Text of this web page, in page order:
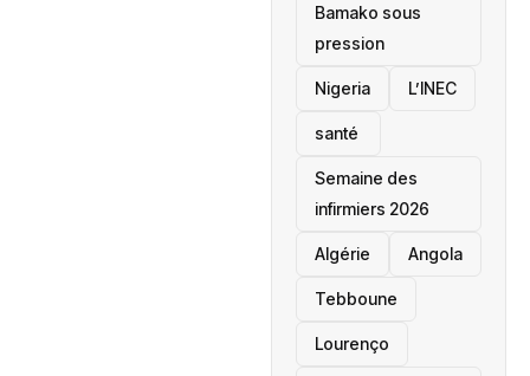
Bamako sous
pression
‎Nigeria L’INEC
santé ‎
Semaine des
infirmiers 2026
‎Algérie Angola
Tebboune
Lourenço